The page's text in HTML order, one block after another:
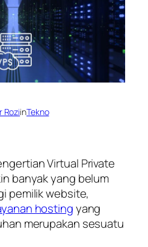
RoziinTekno
Virtual Private
banyak yang belum
pemilik website,
hostingyang
merupakan sesuatu